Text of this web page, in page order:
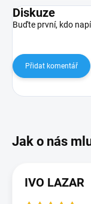
Diskuze
Buďte první, kdo
Přidat komentář
IVO LAZAR